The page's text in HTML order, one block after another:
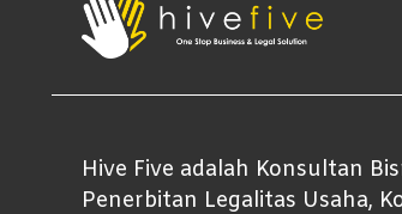
Hive Five adalah Konsultan
Penerbitan Legalitas Usaha,